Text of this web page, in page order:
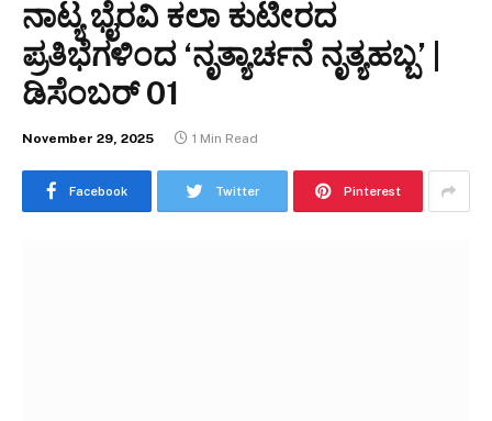
ನಾಟ್ಯ ಭೈರವಿ ಕಲಾ ಕುಟೀರದ
ಪ್ರತಿಭೆಗಳಿಂದ ‘ನೃತ್ಯಾರ್ಚನೆ ನೃತ್ಯಹಬ್ಬ’ |
ಡಿಸೆಂಬರ್ 01
November 29, 2025 1 Min Read
Facebook Twitter Pinterest